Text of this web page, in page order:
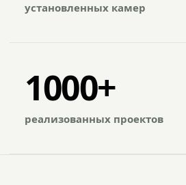
установленных камер
1000+
реализованных проектов